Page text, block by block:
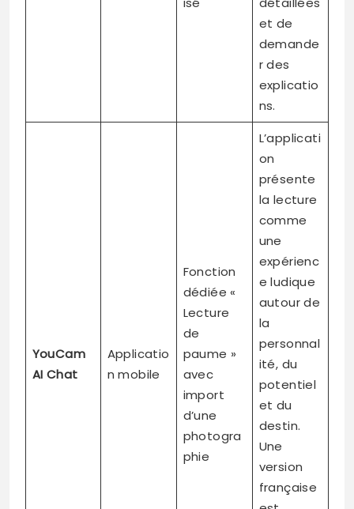
et de
demande
r des
explicatio
ns.
YouCam
AI Chat
Applicatio
n mobile
Fonction
dédiée «
Lecture
de
paume »
avec
import
d’une
photogra
phie
L’applicati
on
présente
la lecture
comme
une
expérienc
e ludique
autour de
la
personnal
ité, du
potentiel
et du
destin.
Une
version
française